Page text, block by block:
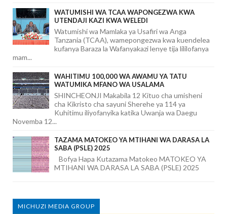
WATUMISHI WA TCAA WAPONGEZWA KWA
UTENDAJI KAZI KWA WELEDI
Watumishi wa Mamlaka ya Usafiri wa Anga
Tanzania (TCAA), wamepongezwa kwa kuendelea
kufanya Baraza la Wafanyakazi lenye tija lililofanya
mam...
WAHITIMU 100,000 WA AWAMU YA TATU
WATUMIKA MFANO WA USALAMA
SHINCHEONJI Makabila 12 Kituo cha umisheni
cha Kikristo cha sayuni Sherehe ya 114 ya
Kuhitimu iliyofanyika katika Uwanja wa Daegu
Novemba 12...
TAZAMA MATOKEO YA MTIHANI WA DARASA LA
SABA (PSLE) 2025
Bofya Hapa Kutazama Matokeo MATOKEO YA
MTIHANI WA DARASA LA SABA (PSLE) 2025
MICHUZI MEDIA GROUP